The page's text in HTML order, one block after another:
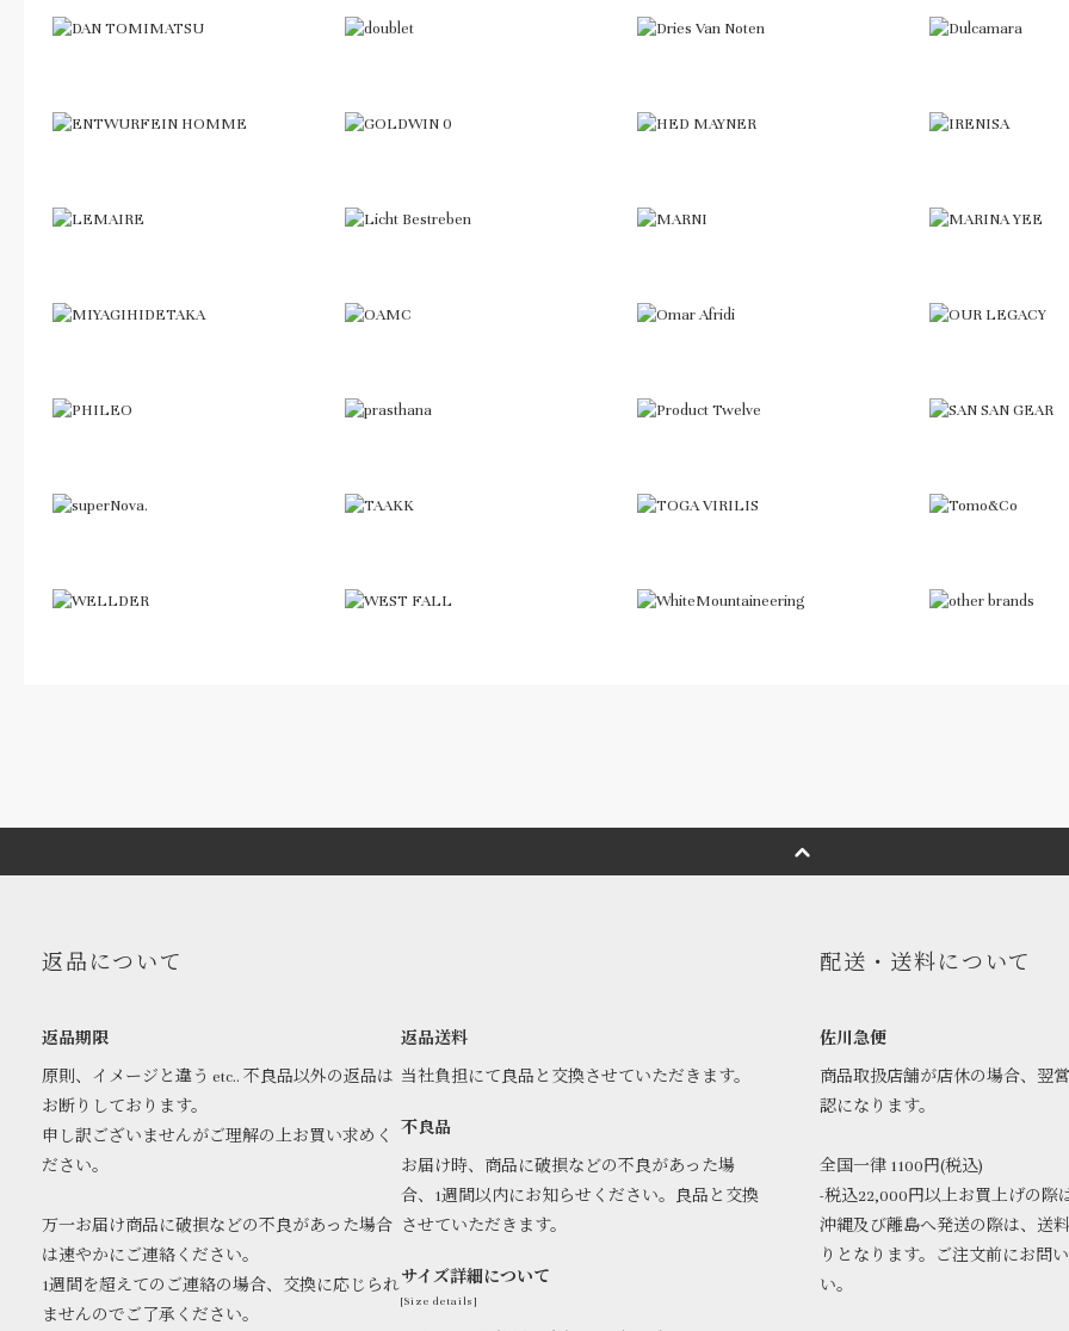
返品について
返品期限
原則、イメージと違う etc.. 不良品以外の返品は
お断りしております。
申し訳ございませんがご理解の上お買い求めく
ださい。
万一お届け商品に破損などの不良があった場合
は速やかにご連絡ください。
1週間を超えてのご連絡の場合、交換に応じられ
ませんのでご了承ください。
返品送料
当社負担にて良品と交換させていただきます。
不良品
お届け時、商品に破損などの不良があった場
合、1週間以内にお知らせください。良品と交換
させていただきます。
サイズ詳細について
[Size details]
配送・送料について
佐川急便
商品取扱店舗が店休の場合、翌
認になります。
全国一律 1100円(税込)
-税込22,000円以上お買上げの際
沖縄及び離島へ発送の際は、送
りとなります。ご注文前にお問
い。